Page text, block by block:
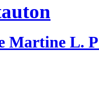
Martine L.